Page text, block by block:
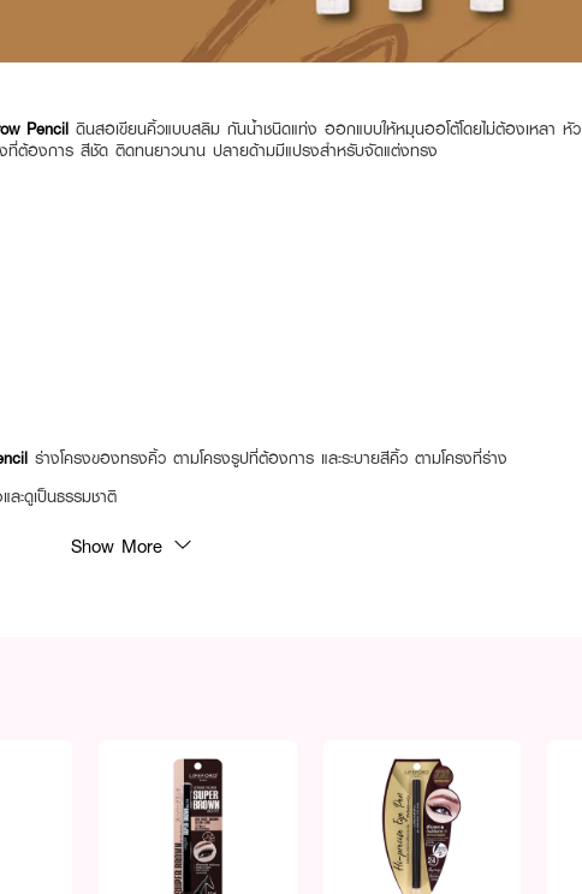
Pencil ดินสอเขียนคิ้วแบบสลิม กันน้ำชนิดแท่ง ออกแบบให้หมุนออโต้โดยไม่ต้องเหลา หัว
งที่ต้องการ สีชัด ติดทนยาวนาน ปลายด้ามมีแปรงสำหรับจัดแต่งทรง
ร่างโครงของทรงคิ้ว ตามโครงรูปที่ต้องการ และระบายสีคิ้ว ตามโครงที่ร่าง
ะดูเป็นธรรมชาติ
Show More